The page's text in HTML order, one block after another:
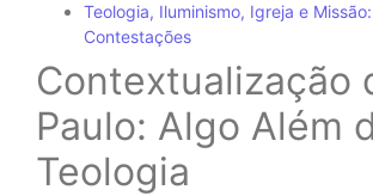
Teologia, Iluminismo, Igreja e
Contestações
Contextualização
Paulo: Algo Além
Teologia